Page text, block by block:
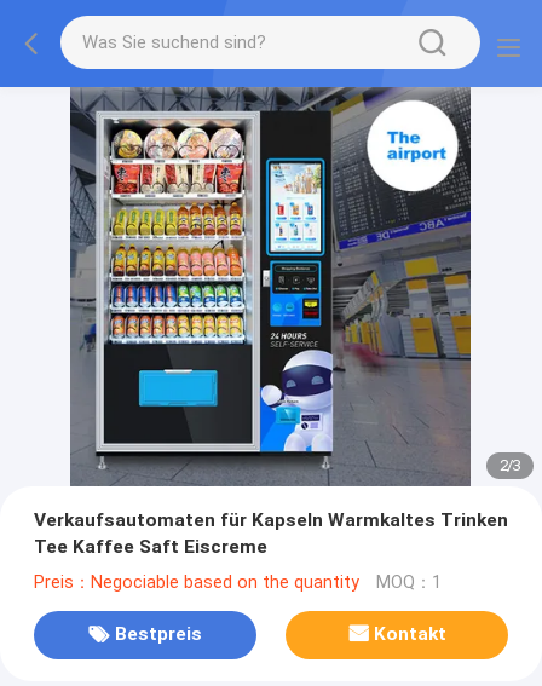
2/3
Verkaufsautomaten für Kapseln Warmkaltes Trinken
Tee Kaffee Saft Eiscreme
Preis：Negociable based on the quantity MOQ：1
Bestpreis Kontakt